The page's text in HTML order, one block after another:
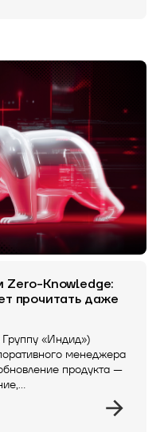
Zero-Knowledge:
прочитать даже
«Индид»)
менеджера
продукта —